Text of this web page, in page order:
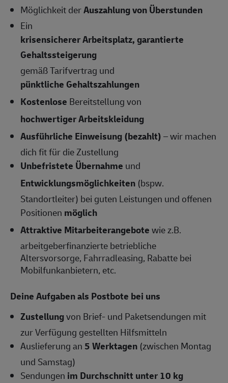
Möglichkeit derAuszahlung von Überstunden
Ein
krisensicherer Arbeitsplatz, garantierte
Gehaltssteigerung
gemäß Tarifvertrag und
pünktliche Gehaltszahlungen
Kostenlose Bereitstellung von
hochwertiger Arbeitskleidung
Ausführliche Einweisung (bezahlt)– wir machen
dich fit für die Zustellung
Unbefristete Übernahme und
Entwicklungsmöglichkeiten (bspw.
Standortleiter) bei guten Leistungen und offenen
Positionen möglich
Attraktive Mitarbeiterangebotewie z.B.
arbeitgeberfinanzierte betriebliche
Altersvorsorge, Fahrradleasing, Rabatte bei
Mobilfunkanbietern, etc.
Deine Aufgaben als Postbote bei uns
Zustellungvon Brief- und Paketsendungen mit
zur Verfügung gestellten Hilfsmitteln
Auslieferung an5 Werktagen (zwischen Montag
und Samstag)
Sendungen im Durchschnitt unter 10 kg